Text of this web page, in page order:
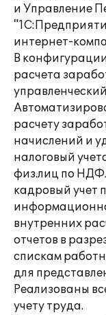
и Управление
интернет-
В
расчета
расчету
начислений и
налоговый
физ.лиц по
кадровый учет
внутренних
отчетов в
спискам
для
Реализованы
учету труда.